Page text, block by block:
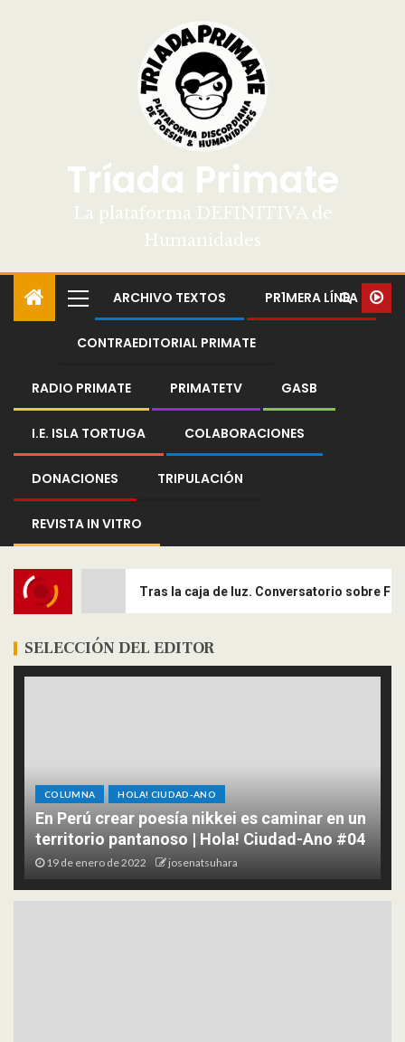
Tríada Primate
La plataforma DEFINITIVA de
Humanidades
ARCHIVO TEXTOS PR1MERA LÍNEA
CONTRAEDITORIAL PRIMATE
RADIO PRIMATE PRIMATETV GASB
I.E. ISLA TORTUGA COLABORACIONES
DONACIONES TRIPULACIÓN
REVISTA IN VITRO
Tras la caja de luz. Conversatorio sobre
SELECCIÓN DEL EDITOR
COLUMNA HOLA! CIUDAD-ANO
En Perú crear poesía nikkei es caminar en un
territorio pantanoso | Hola! Ciudad-Ano #04
19 de enero de 2022 josenatsuhara